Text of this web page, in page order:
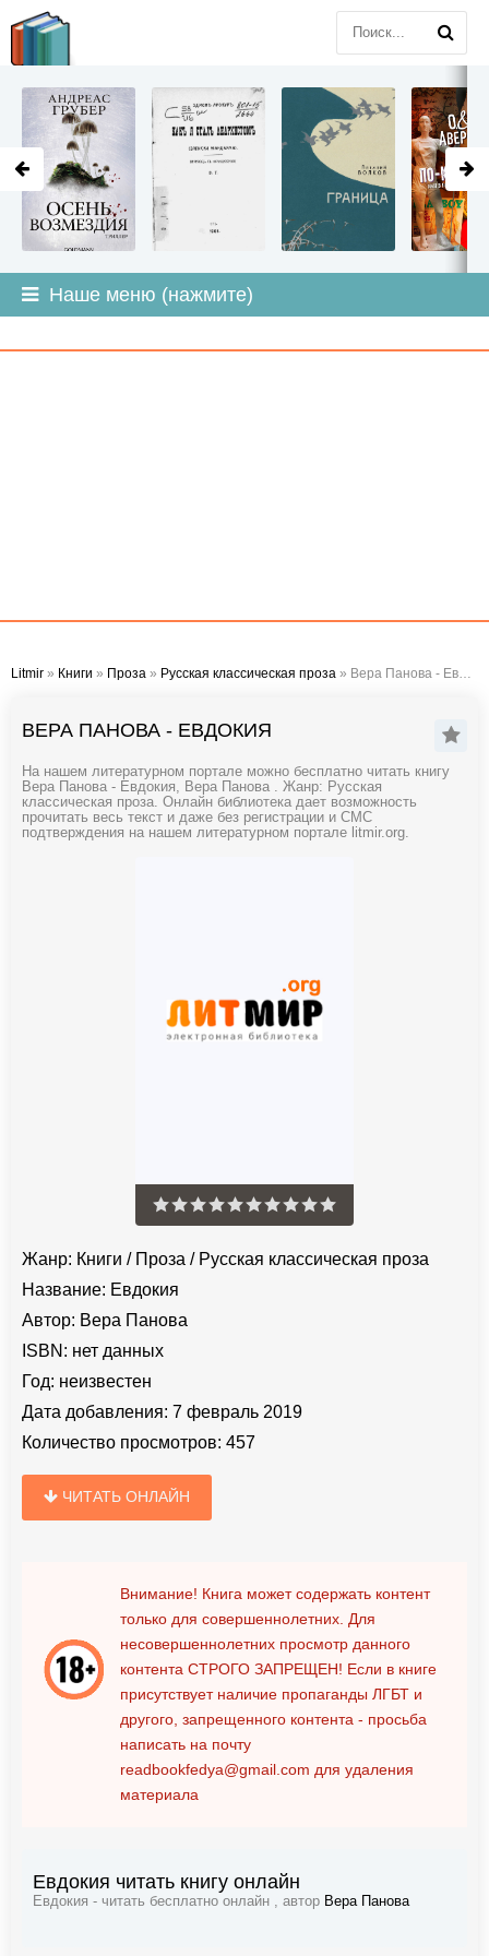
Наше меню (нажмите)
Litmir » Книги » Проза » Русская классическая проза » Вера Панова - Евдокия
ВЕРА ПАНОВА - ЕВДОКИЯ
На нашем литературном портале можно бесплатно читать книгу
Вера Панова - Евдокия, Вера Панова . Жанр: Русская
классическая проза. Онлайн библиотека дает возможность
прочитать весь текст и даже без регистрации и СМС
подтверждения на нашем литературном портале litmir.org.
Жанр: Книги / Проза / Русская классическая проза
Название: Евдокия
Автор: Вера Панова
ISBN: нет данных
Год: неизвестен
Дата добавления: 7 февраль 2019
Количество просмотров: 457
ЧИТАТЬ ОНЛАЙН
Внимание! Книга может содержать контент
только для совершеннолетних. Для
несовершеннолетних просмотр данного
контента СТРОГО ЗАПРЕЩЕН! Если в книге
присутствует наличие пропаганды ЛГБТ и
другого, запрещенного контента - просьба
написать на почту
readbookfedya@gmail.com для удаления
материала
Евдокия читать книгу онлайн
Евдокия - читать бесплатно онлайн , автор Вера Панова
LITMIR.ORG